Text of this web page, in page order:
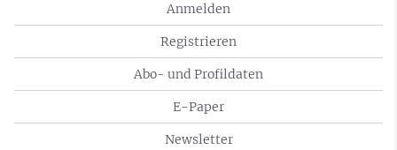
Anmelden
Registrieren
Abo- und Profildaten
E-Paper
Newsletter